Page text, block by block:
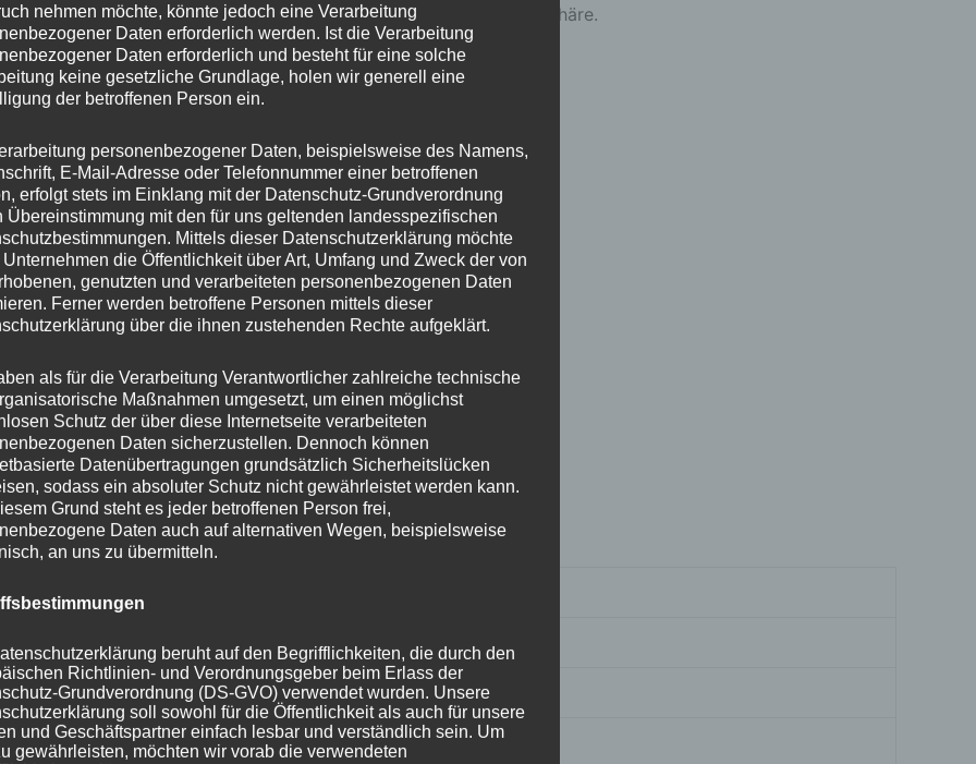
sorgt er für eine langlebige und hochwertige Weihnachtsatmosphäre.
150cm – perfekt für verschiedene Einsatzbereiche
Schwarz – dekorativ und modern
stabilem Metallständer
dichte Zweigspitzen
formstabil und wiederverwendbar
weiteren Größen erhältlich
Daten
Schwarz
330
Metallständer
nehmen möchte, könnte jedoch eine Verarbeitung
Daten erforderlich werden. Ist die Verarbeitung
Daten erforderlich und besteht für eine solche
keine gesetzliche Grundlage, holen wir generell eine
der betroffenen Person ein.
personenbezogener Daten, beispielsweise des Namens,
E-Mail-Adresse oder Telefonnummer einer betroffenen
erfolgt stets im Einklang mit der Datenschutz-Grundverordnung
Übereinstimmung mit den für uns geltenden landesspezifischen
Mittels dieser Datenschutzerklärung möchte
Unternehmen die Öffentlichkeit über Art, Umfang und Zweck der von
genutzten und verarbeiteten personenbezogenen Daten
Ferner werden betroffene Personen mittels dieser
über die ihnen zustehenden Rechte aufgeklärt.
als für die Verarbeitung Verantwortlicher zahlreiche technische
Maßnahmen umgesetzt, um einen möglichst
Schutz der über diese Internetseite verarbeiteten
Daten sicherzustellen. Dennoch können
Datenübertragungen grundsätzlich Sicherheitslücken
sodass ein absoluter Schutz nicht gewährleistet werden kann.
Grund steht es jeder betroffenen Person frei,
Daten auch auf alternativen Wegen, beispielsweise
an uns zu übermitteln.
beruht auf den Begrifflichkeiten, die durch den
Richtlinien- und Verordnungsgeber beim Erlass der
Grundverordnung (DS-GVO) verwendet wurden. Unsere
soll sowohl für die Öffentlichkeit als auch für unsere
und Geschäftspartner einfach lesbar und verständlich sein. Um
gewährleisten, möchten wir vorab die verwendeten